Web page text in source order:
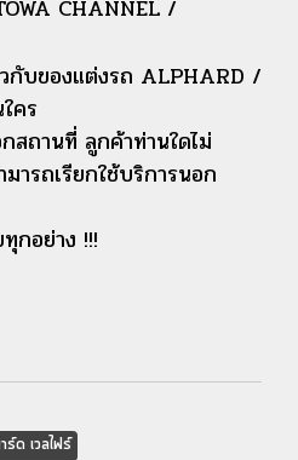
CHANNEL /
กับของแต่งรถ ALPHARD /
คร
สถานที่ ลูกค้าท่านใดไม่
ารถเรียกใช้บริการนอก
กอย่าง !!!
ด เวลไฟร์